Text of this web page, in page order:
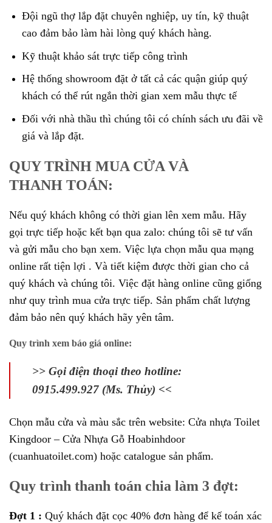
Đội ngũ thợ lắp đặt chuyên nghiệp, uy tín, kỹ thuật
cao đảm bảo làm hài lòng quý khách hàng.
Kỹ thuật khảo sát trực tiếp công trình
Hệ thống showroom đặt ở tất cả các quận giúp quý
khách có thể rút ngắn thời gian xem mẫu thực tế
Đối với nhà thầu thì chúng tôi có chính sách ưu đãi về
giá và lắp đặt.
QUY TRÌNH MUA CỬA VÀ
THANH TOÁN:
Nếu quý khách không có thời gian lên xem mẫu. Hãy
gọi trực tiếp hoặc kết bạn qua zalo: chúng tôi sẽ tư vấn
và gửi mẫu cho bạn xem. Việc lựa chọn mẫu qua mạng
online rất tiện lợi . Và tiết kiệm được thời gian cho cả
quý khách và chúng tôi. Việc đặt hàng online cũng giống
như quy trình mua cửa trực tiếp. Sản phẩm chất lượng
đảm bảo nên quý khách hãy yên tâm.
Quy trình xem báo giá online:
>> Gọi điện thoại theo hotline:
0915.499.927 (Ms. Thủy) <<
Chọn mẫu cửa và màu sắc trên website: Cửa nhựa Toilet
Kingdoor – Cửa Nhựa Gỗ Hoabinhdoor
(cuanhuatoilet.com) hoặc catalogue sản phẩm.
Quy trình thanh toán chia làm 3 đợt:
Đợt 1 : Quý khách đặt cọc 40% đơn hàng để kế toán xác